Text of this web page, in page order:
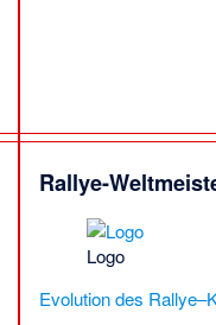
Rallye-
Logo
Evolution des